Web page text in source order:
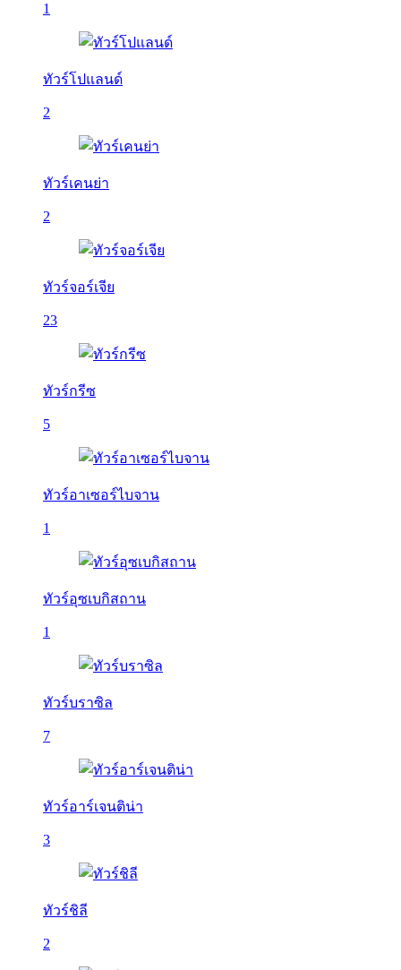
1
ทัวร์โปแลนด์
2
ทัวร์เคนย่า
2
ทัวร์จอร์เจีย
23
ทัวร์กรีซ
5
ทัวร์อาเซอร์ไบจาน
1
ทัวร์อุซเบกิสถาน
1
ทัวร์บราซิล
7
ทัวร์อาร์เจนติน่า
3
ทัวร์ชิลี
2